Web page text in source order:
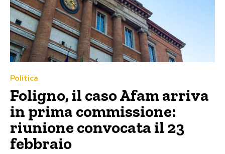
Politica
Foligno, il caso Afam arriva
in prima commissione:
riunione convocata il 23
febbraio